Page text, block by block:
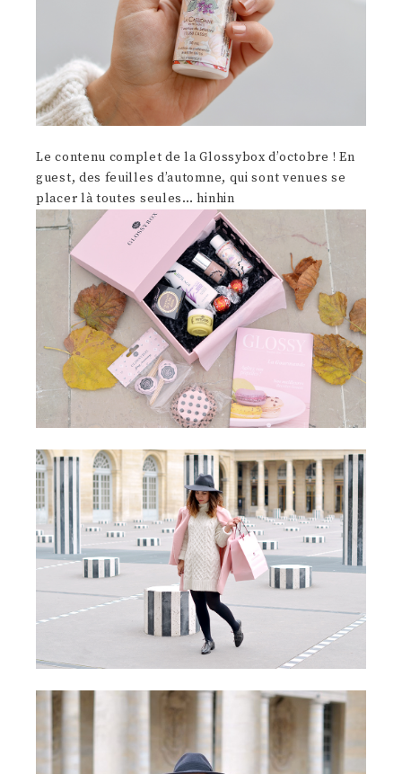
Le contenu complet de la Glossybox d’octobre ! En
guest, des feuilles d’automne, qui sont venues se
placer là toutes seules… hinhin